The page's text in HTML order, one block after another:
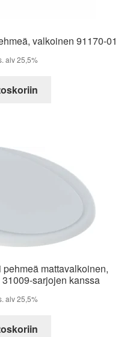
valkoinen 91170-01
alv 25,5%
mattavalkoinen,
sarjojen kanssa
alv 25,5%